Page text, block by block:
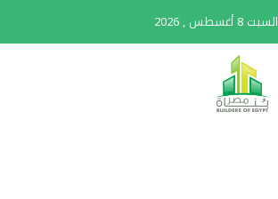
السبت 8 أغسطس , 2026